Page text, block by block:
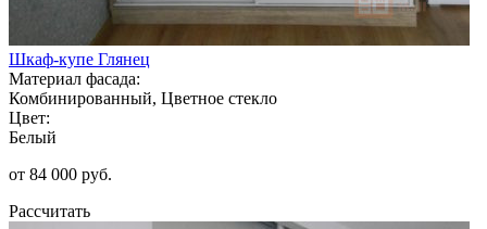
Шкаф-купе Глянец
Материал фасада:
Комбинированный, Цветное стекло
Цвет:
Белый
от 84 000 руб.
Рассчитать